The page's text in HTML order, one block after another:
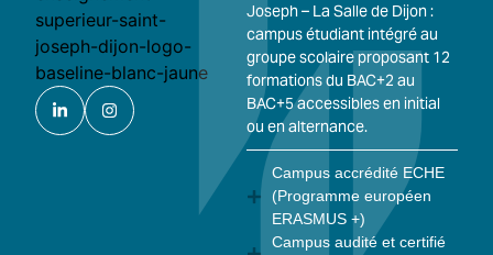
Joseph – La Salle de Dijon :
campus étudiant intégré au
groupe scolaire proposant 12
formations du BAC+2 au
BAC+5 accessibles en initial
ou en alternance.
Campus accrédité ECHE
(Programme européen
ERASMUS +)
Campus audité et certifié